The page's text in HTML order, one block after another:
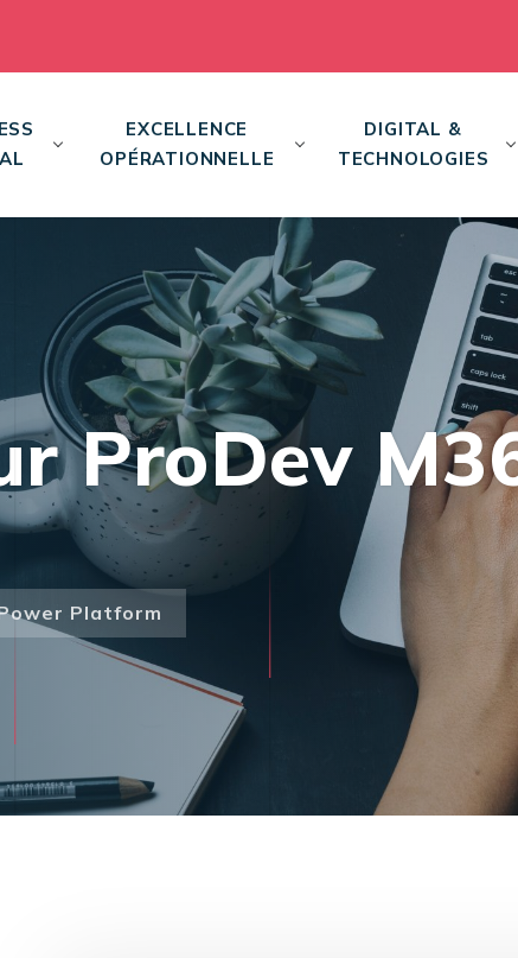
EXCELLENCE
OPÉRATIONNELLE
DIGITAL &
TECHNOLOGIES
ProDev
Platform